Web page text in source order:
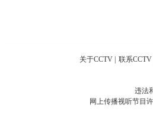
关于CCTV 联系CCTV
违法
网上传播视听节目